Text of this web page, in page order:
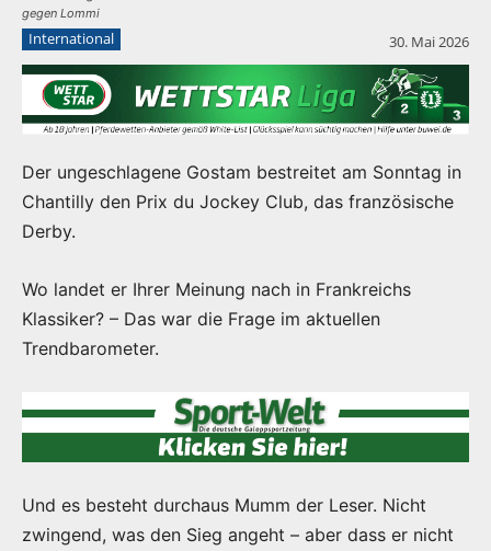
gegen Lommi
International 30. Mai 2026
Der ungeschlagene Gostam bestreitet am Sonntag in
Chantilly den Prix du Jockey Club, das französische
Derby.
Wo landet er Ihrer Meinung nach in Frankreichs
Klassiker? – Das war die Frage im aktuellen
Trendbarometer.
Und es besteht durchaus Mumm der Leser. Nicht
zwingend, was den Sieg angeht – aber dass er nicht